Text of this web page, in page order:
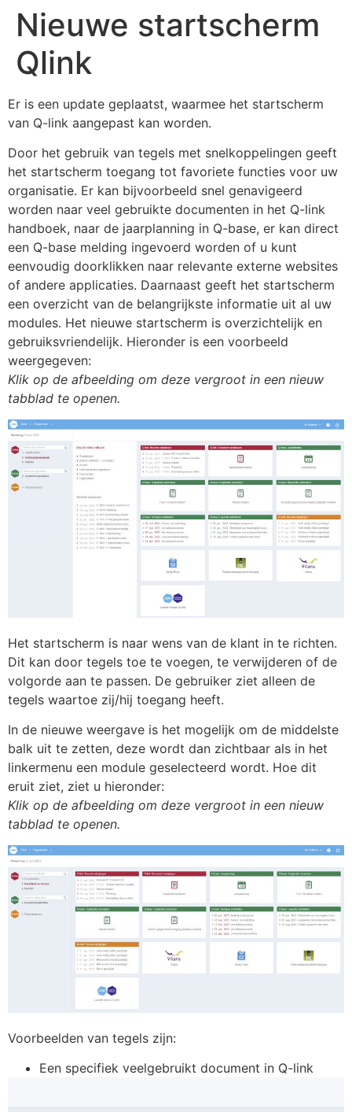
Nieuwe startscherm
Qlink
Er is een update geplaatst, waarmee het startscherm
van Q-link aangepast kan worden.
Door het gebruik van tegels met snelkoppelingen geeft
het startscherm toegang tot favoriete functies voor uw
organisatie. Er kan bijvoorbeeld snel genavigeerd
worden naar veel gebruikte documenten in het Q-link
handboek, naar de jaarplanning in Q-base, er kan direct
een Q-base melding ingevoerd worden of u kunt
eenvoudig doorklikken naar relevante externe websites
of andere applicaties. Daarnaast geeft het startscherm
een overzicht van de belangrijkste informatie uit al uw
modules. Het nieuwe startscherm is overzichtelijk en
gebruiksvriendelijk. Hieronder is een voorbeeld
weergegeven:
Klik op de afbeelding om deze vergroot in een nieuw
tabblad te openen.
Het startscherm is naar wens van de klant in te richten.
Dit kan door tegels toe te voegen, te verwijderen of de
volgorde aan te passen. De gebruiker ziet alleen de
tegels waartoe zij/hij toegang heeft.
In de nieuwe weergave is het mogelijk om de middelste
balk uit te zetten, deze wordt dan zichtbaar als in het
linkermenu een module geselecteerd wordt. Hoe dit
eruit ziet, ziet u hieronder:
Klik op de afbeelding om deze vergroot in een nieuw
tabblad te openen.
Voorbeelden van tegels zijn:
Een specifiek veelgebruikt document in Q-link